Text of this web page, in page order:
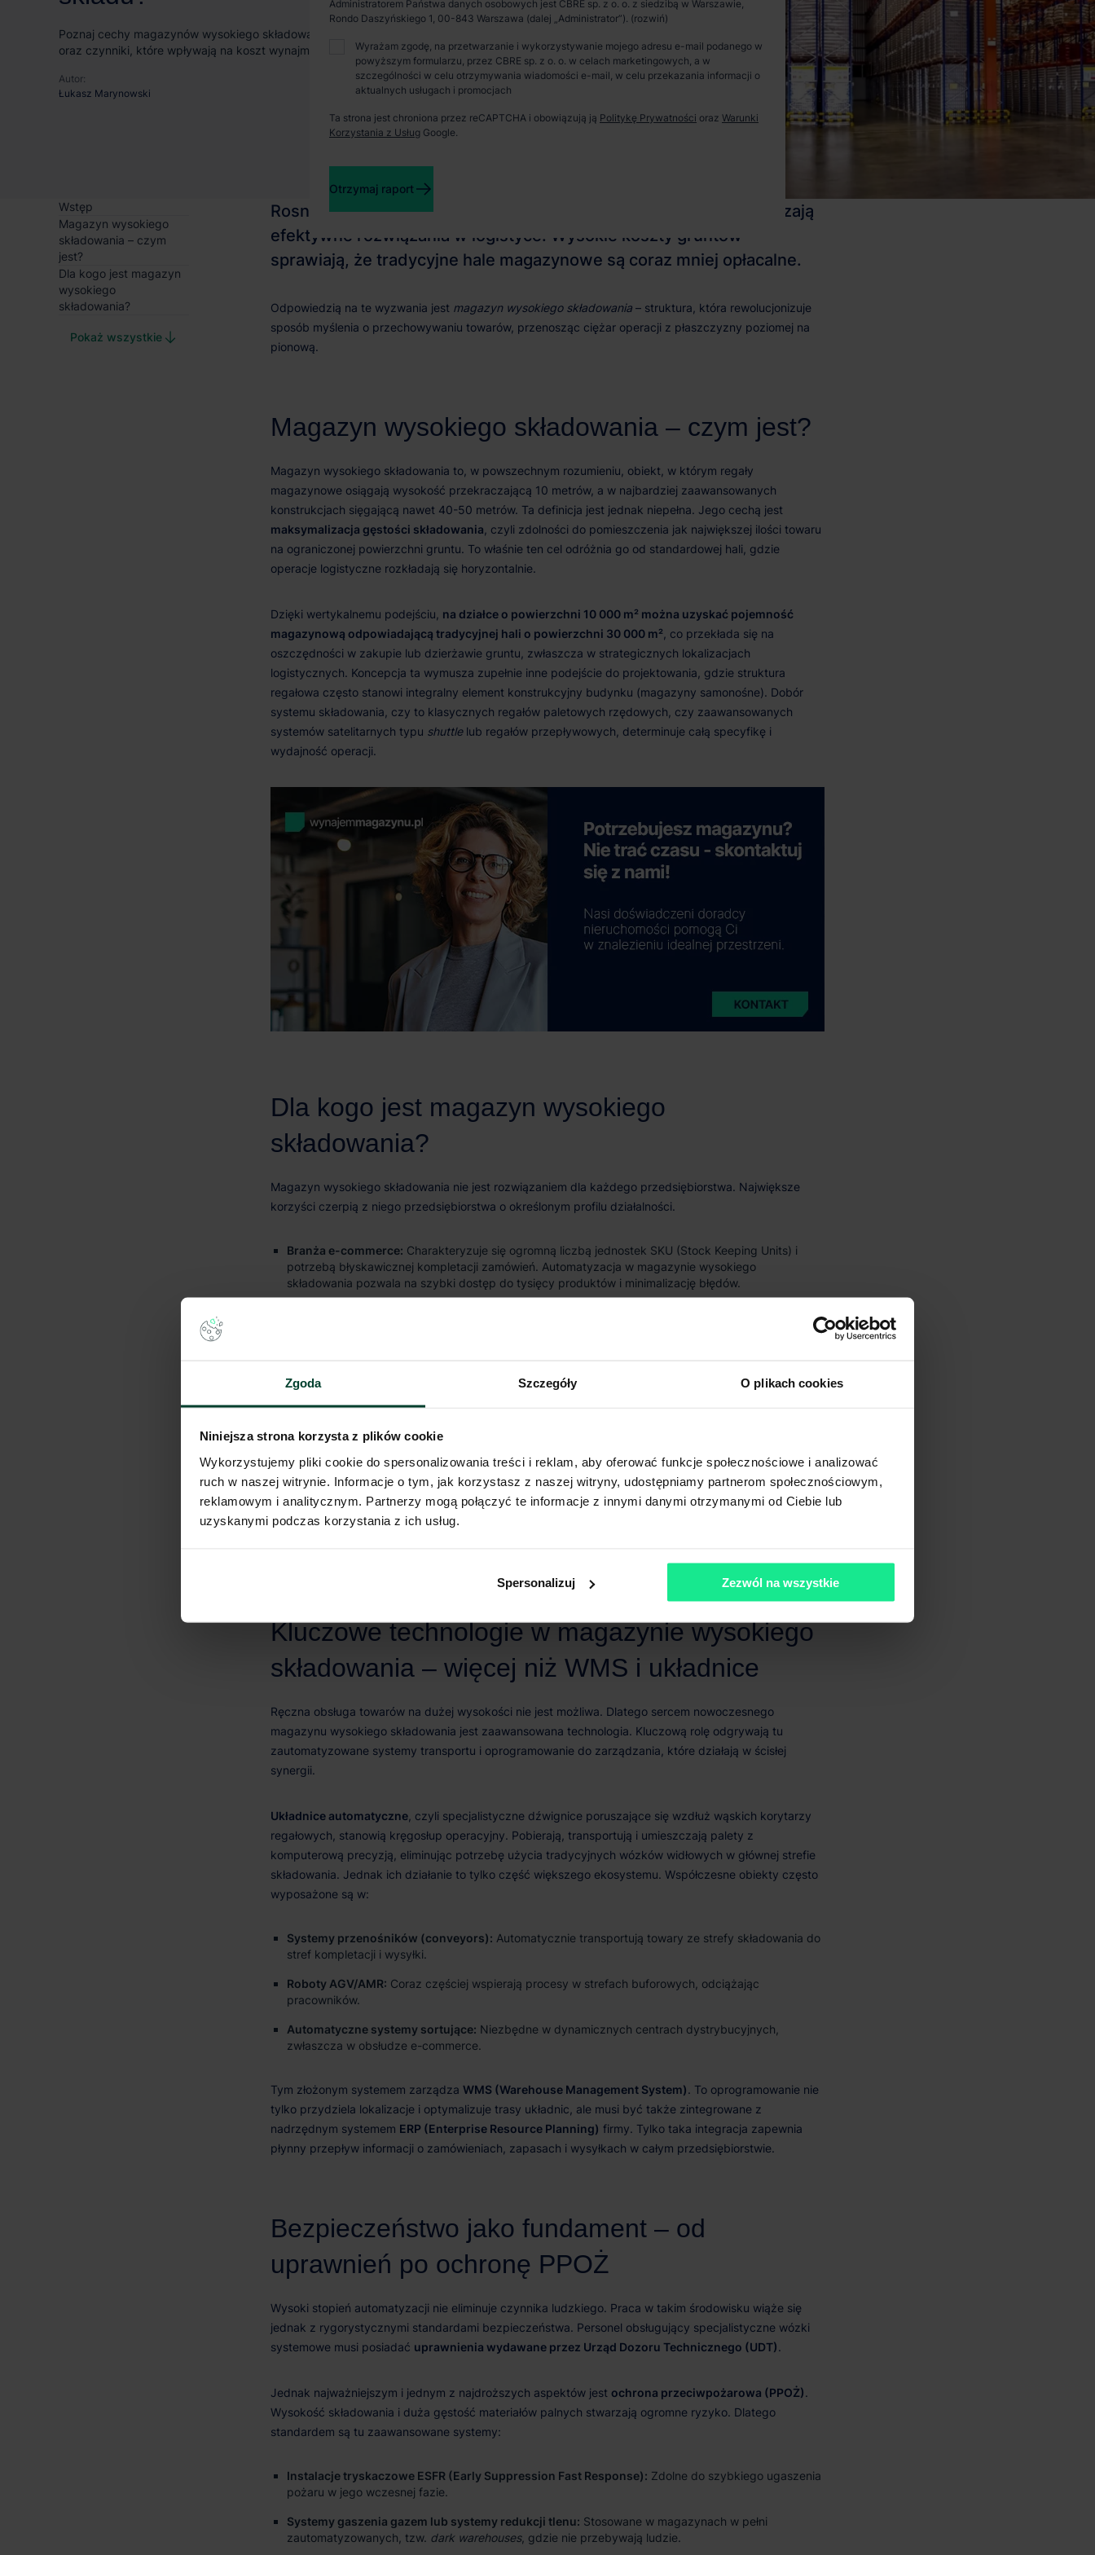
Zgoda Szczegóły O plikach cookies
Niniejsza strona korzysta z plików cookie
Wykorzystujemy pliki cookie do spersonalizowania treści i reklam, aby oferować funkcje społecznościowe i analizować
ruch w naszej witrynie. Informacje o tym, jak korzystasz z naszej witryny, udostępniamy partnerom społecznościowym,
reklamowym i analitycznym. Partnerzy mogą połączyć te informacje z innymi danymi otrzymanymi od Ciebie lub
uzyskanymi podczas korzystania z ich usług.
Spersonalizuj Zezwól na wszystkie
Poznaj cechy magazynów wysokiego składowania, ich zastosowanie
oraz czynniki, które wpływają na koszt wynajmu hali wysokiego składu.
Autor:
Łukasz Marynowski
Wstęp
Magazyn wysokiego
składowania – czym
jest?
Dla kogo jest magazyn
wysokiego
składowania?
Pokaż wszystkie
magazyn wysokiego składowania
maksymalizacja gęstości składowania
na działce o powierzchni 10 000 m² można uzyskać pojemność
magazynową odpowiadającą tradycyjnej hali o powierzchni 30 000 m²
shuttle
Branża e-commerce: Charakteryzuje się ogromną liczbą jednostek SKU (Stock Keeping Units) i
potrzebą błyskawicznej kompletacji zamówień. Automatyzacja w magazynie wysokiego
składowania pozwala na szybki dostęp do tysięcy produktów i minimalizację błędów.
do produkcji, jak i wyrobów gotowych, tworząc zintegrowane centra logistyczne tuż przy
zakładach.
Operatorzy logistyczni (3PL):
kosztów operacyjnych w przeliczeniu na jedną paletę.
Układnice automatyczne
Systemy przenośników (conveyors): Automatycznie transportują towary ze strefy składowania do
stref kompletacji i wysyłki.
Roboty AGV/AMR: Coraz częściej wspierają procesy w strefach buforowych, odciążając
pracowników.
Automatyczne systemy sortujące: Niezbędne w dynamicznych centrach dystrybucyjnych,
zwłaszcza w obsłudze e-commerce.
WMS (Warehouse Management System)
ERP (Enterprise Resource Planning)
uprawnienia wydawane przez Urząd Dozoru Technicznego (UDT)
ochrona przeciwpożarowa (PPOŻ)
Instalacje tryskaczowe ESFR (Early Suppression Fast Response): Zdolne do szybkiego ugaszenia
pożaru w jego wczesnej fazie.
Systemy gaszenia gazem lub systemy redukcji tlenu: Stosowane w magazynach w pełni
zautomatyzowanych, tzw. dark warehouses, gdzie nie przebywają ludzie.
Spotkanie i wizja lokalna
Zaprosimy Cię na spotkanie, omówimy szczegóły i
pokażemy inwestycje.
Administratorem Państwa danych osobowych jest CBRE sp. z o. o. z siedzibą w Warszawie,
Rondo Daszyńskiego 1, 00-843 Warszawa (dalej „Administrator”).
Wyrażam zgodę, na przetwarzanie i wykorzystywanie mojego adresu e-mail podanego w
powyższym formularzu, przez CBRE sp. z o. o. w celach marketingowych, a w
szczególności w celu otrzymywania wiadomości e-mail, w celu przekazania informacji o
aktualnych usługach i promocjach
Ta strona jest chroniona przez reCAPTCHA i obowiązują ją Politykę Prywatności oraz Warunki
Korzystania z Usług Google.
Otrzymaj raport